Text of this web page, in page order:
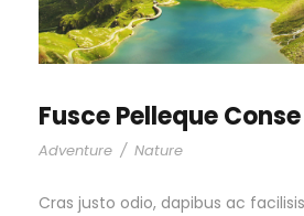
Fusce Pelleque Conse
Adventure / Nature
Cras justo odio, dapibus ac